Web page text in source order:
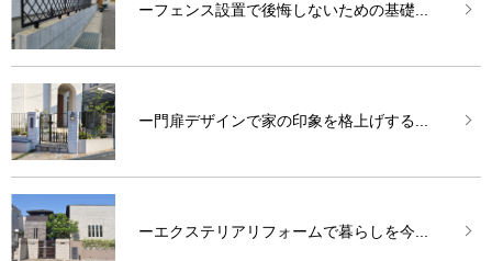
ーフェンス設置で後悔しないための基礎...
ー門扉デザインで家の印象を格上げする...
ーエクステリアリフォームで暮らしを今...